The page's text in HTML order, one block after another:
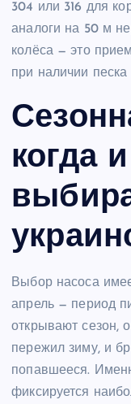
304 или 316 для
аналоги на 50 м
колёса — это
при наличии
когда
Выбор насоса
апрель — период
открывают сезон,
пережил зиму, и
попавшееся.
фиксируется